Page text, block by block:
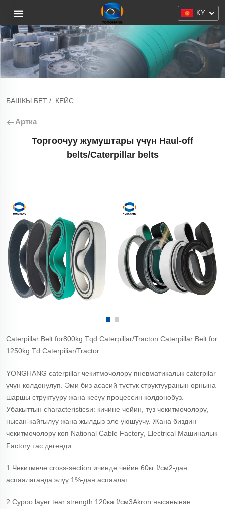
KY
БАШКЫ БЕТ / КЕЙС
Артка
Торгоочуу жумуштары үчүн Haul-off
belts/Caterpillar belts
Caterpillar Belt for800kg Tqd Caterpillar/Tracton Caterpillar Belt for
1250kg Td Caterpiliar/Tractor
YONGHANG caterpillar чекитмөчөлөрү пневматикалык caterpilar
үчүн колдонулуп. Эми биз асасий түстүк структууранын орнына
шаршы структууру жана кесүү процессин колдонобуз.
Убакыттын characteristicsи: кичине чейин, түз чекитмөчөлөрү,
нысан-кайгылуу жана жылдыз эле уюшуучу. Жана биздин
чекитмөчөлөрү көп National Cable Factory, Electrical Машиналык
Factory тас дегенди.
1.Чекитмөчө cross-section ичинде чейин 60кг f/см2-дан
аспаалаганда элүү 1%-дан аспаалат.
2.Суроо layer tear strength 120ка f/см3Akron нысанынан